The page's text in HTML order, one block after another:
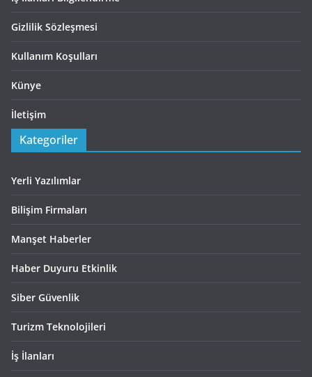
Gizlilik Sözleşmesi
Kullanım Koşulları
Künye
İletişim
Kategoriler
Yerli Yazılımlar
Bilişim Firmaları
Manşet Haberler
Haber Duyuru Etkinlik
Siber Güvenlik
Turizm Teknolojileri
İş İlanları